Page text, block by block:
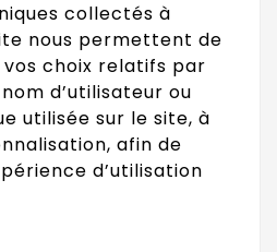
collectés à
nous permettent de
vos choix relatifs par
d’utilisateur ou
utilisée sur le site, à
afin de
d’utilisation